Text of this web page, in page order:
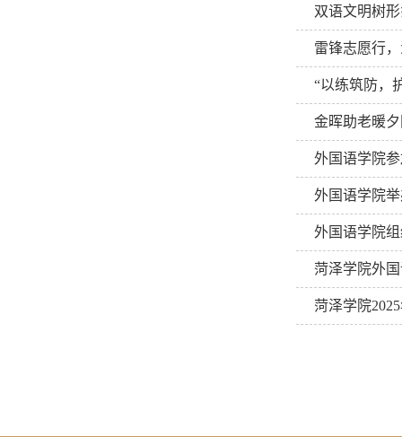
双语文明树
雷锋志愿行
“以练筑防，
金晖助老暖
外国语学院
外国语学院
外国语学院
菏泽学院外
菏泽学院